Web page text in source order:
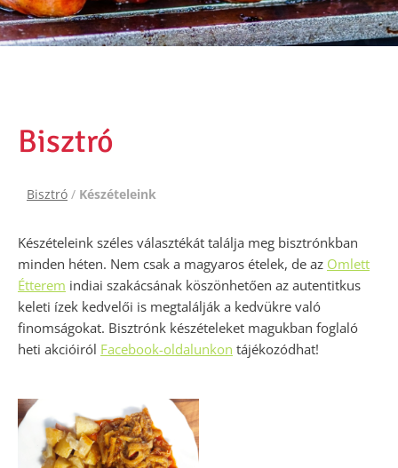
Bisztró
Bisztró / Készételeink
Készételeink széles választékát találja meg bisztrónkban
minden héten. Nem csak a magyaros ételek, de az Omlett
Étterem indiai szakácsának köszönhetően az autentitkus
keleti ízek kedvelői is megtalálják a kedvükre való
finomságokat. Bisztrónk készételeket magukban foglaló
heti akcióiról Facebook-oldalunkon tájékozódhat!